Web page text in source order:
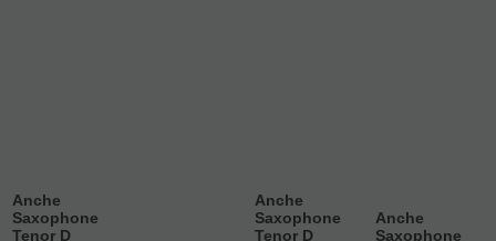
Anche
Saxophone
Tenor D
Anche
Saxophone
Tenor D
Anche
Saxophone